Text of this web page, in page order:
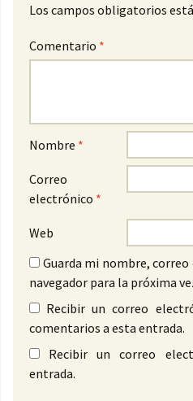
Los campos obligatorios
Comentario *
Nombre *
Correo
electrónico *
Web
Guarda mi nombre,
navegador para la próxima
Recibir un correo
comentarios a esta entrada.
Recibir un correo
entrada.